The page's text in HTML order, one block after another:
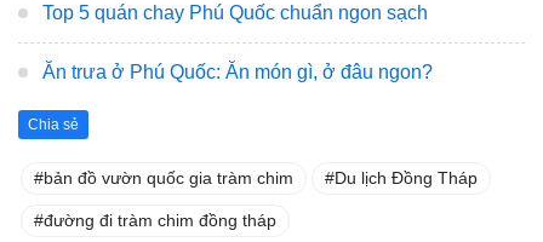
Top 5 quán chay Phú Quốc chuẩn ngon sạch
Ăn trưa ở Phú Quốc: Ăn món gì, ở đâu ngon?
Chia sẻ
bản đồ vườn quốc gia tràm chim Du lịch Đồng Tháp
đường đi tràm chim đồng tháp